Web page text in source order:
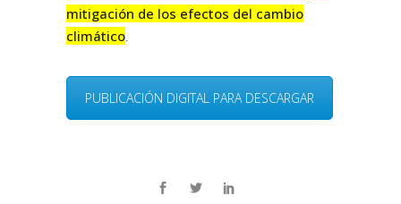
mitigación de los efectos del cambio
climático
PUBLICACIÓN DIGITAL PARA DESCARGAR